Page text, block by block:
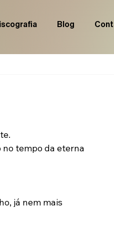
Blog
tempo da eterna
já nem mais